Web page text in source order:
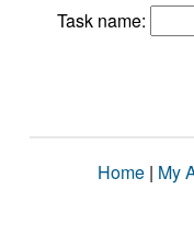
Task name:
Home | My